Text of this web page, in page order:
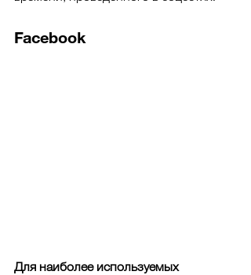
Facebook
Для наиболее используемых